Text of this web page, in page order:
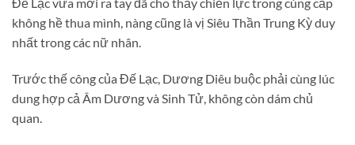
không hề thua mình, nàng cũng là vị Siêu Thần Trung Kỳ duy
nhất trong các nữ nhân.
Trước thế công của Đế Lạc, Dương Diêu buộc phải cùng lúc
dung hợp cả Âm Dương và Sinh Tử, không còn dám chủ
quan.